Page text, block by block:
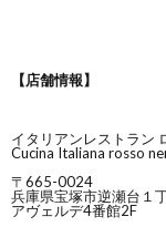
【店舗情報】
イタリアンレストラン
Cucina Italiana rosso
〒665-0024
兵庫県宝塚市逆瀬台１
アヴェルデ4番館2F